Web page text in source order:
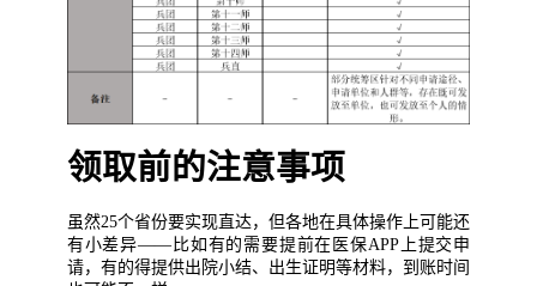
领取前的注意事项
虽然25个省份要实现直达，但各地在具体操作上可能还
有小差异——比如有的需要提前在医保APP上提交申
请，有的得提供出院小结、出生证明等材料，到账时间